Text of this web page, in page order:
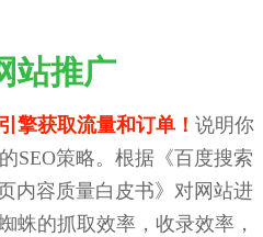
站推广
擎获取流量和订单！ 说明你
SEO策略。根据《百度搜索
内容质量白皮书》对网站进
蛛的抓取效率，收录效率，